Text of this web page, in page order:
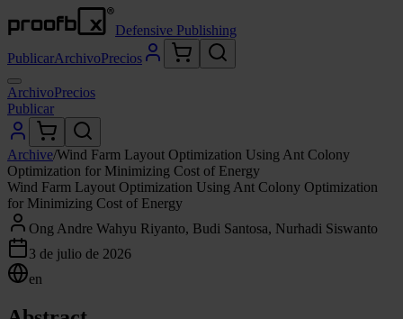
Defensive Publishing
PublicarArchivoPrecios
ArchivoPrecios
Publicar
Archive/Wind Farm Layout Optimization Using Ant Colony
Optimization for Minimizing Cost of Energy
Wind Farm Layout Optimization Using Ant Colony Optimization
for Minimizing Cost of Energy
Ong Andre Wahyu Riyanto, Budi Santosa, Nurhadi Siswanto
3 de julio de 2026
en